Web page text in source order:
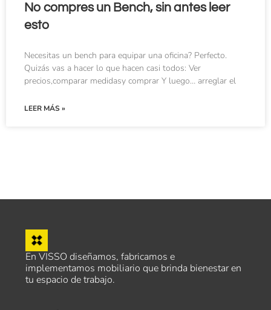
No compres un Bench, sin antes leer
esto
Necesitas un bench para equipar una oficina? Perfecto.
Quizás vas a hacer lo que hacen casi todos: Ver
precios,comparar medidasy comprar Y luego… arreglar el
LEER MÁS »
En VISSO diseñamos, fabricamos e
implementamos mobiliario que brinda bienestar en
tu espacio de trabajo.